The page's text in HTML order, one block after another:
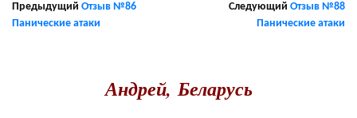
Предыдущий Отзыв №86
Панические атаки
Следующий Отзыв №88
Панические атаки
Андрей, Беларусь